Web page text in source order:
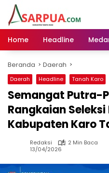
Langsung
konten
Home
Headline
Beranda Daerah
Daerah Headline Tanah Karo
Semangat Putra-
Rangkaian
Kabupaten Karo
Redaksi
2 Min Baca
13/04/2026